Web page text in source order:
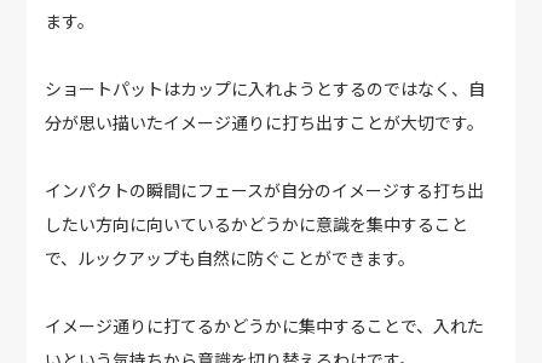
ます。
ショートパットはカップに入れようとするのではなく、自
分が思い描いたイメージ通りに打ち出すことが大切です。
インパクトの瞬間にフェースが自分のイメージする打ち出
したい方向に向いているかどうかに意識を集中すること
で、ルックアップも自然に防ぐことができます。
イメージ通りに打てるかどうかに集中することで、入れた